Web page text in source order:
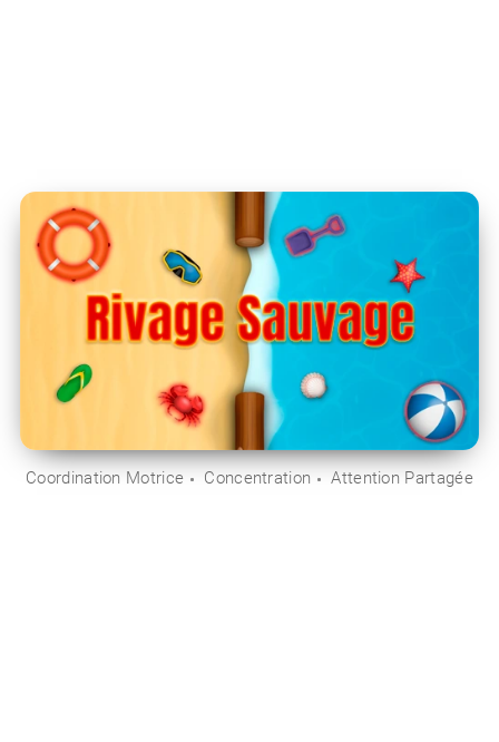
Coordination Motrice Concentration Attention Partagée